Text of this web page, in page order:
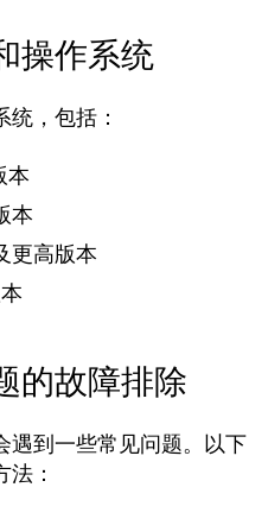
操作系统
，包括：
本
本
更高版本
的故障排除
遇到一些常见问题。以下
：